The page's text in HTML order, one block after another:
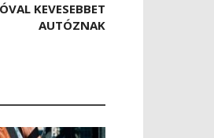
KEVESEBBET
AUTÓZNAK